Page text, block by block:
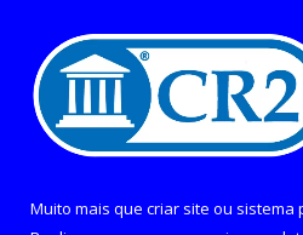
Muito mais que criar site ou sistema